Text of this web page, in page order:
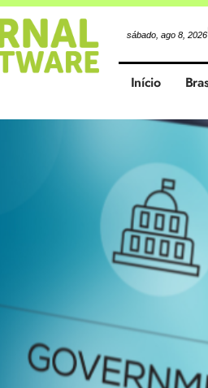
sábado, ago 8, 2026
Início